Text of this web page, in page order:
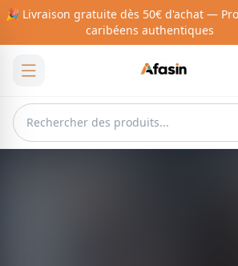
🎉 Livraison gratuite dès 50€ d'achat —
caribéens authentiques